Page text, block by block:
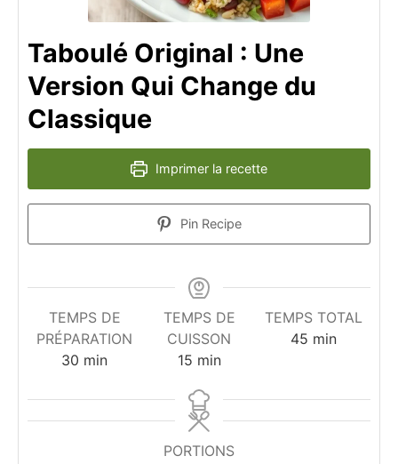
Taboulé Original : Une
Version Qui Change du
Classique
Imprimer la recette
Pin Recipe
TEMPS DE
PRÉPARATION
30 minutes
min
TEMPS DE
CUISSON
15minutes
min
TEMPS TOTAL
45minutes
min
PORTIONS